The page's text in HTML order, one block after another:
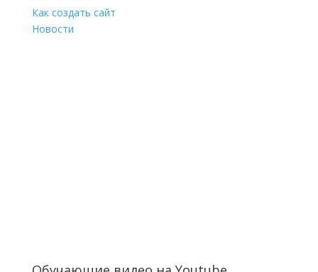
Как создать сайт
Новости